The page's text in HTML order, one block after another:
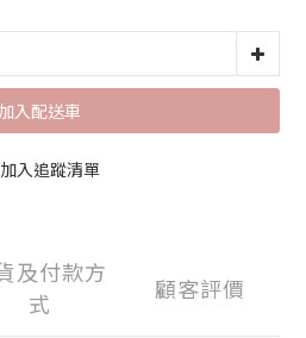
加入配送車
加入追蹤清單
及付款方
式
顧客評價